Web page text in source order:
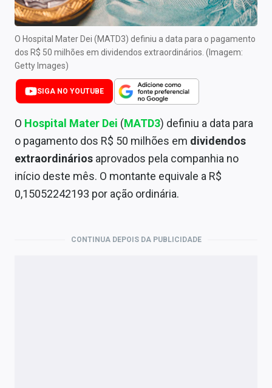
Central de Fundos Imobiliários
Central dos IPOs
Renda Fixa
Finanças Pessoais
Mercados
Economia
Empresas
O Hospital Mater Dei (MATD3) definiu a data para o pagamento
dos R$ 50 milhões em dividendos extraordinários. (Imagem:
Getty Images)
SIGA NO YOUTUBE
O Hospital Mater Dei (MATD3) definiu a data para
o pagamento dos R$ 50 milhões em dividendos
extraordinários aprovados pela companhia no
início deste mês. O montante equivale a R$
0,15052242193 por ação ordinária.
CONTINUA DEPOIS DA PUBLICIDADE